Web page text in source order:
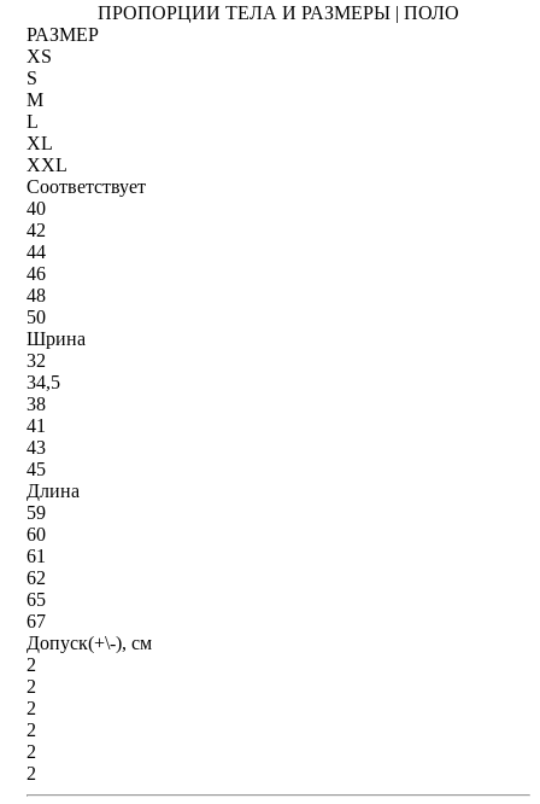
ПРОПОРЦИИ ТЕЛА И РАЗМЕРЫ | ПОЛО
РАЗМЕР
XS
S
M
L
XL
XXL
Соответствует
40
42
44
46
48
50
Шрина
32
34,5
38
41
43
45
Длина
59
60
61
62
65
67
Допуск(+\-), см
2
2
2
2
2
2